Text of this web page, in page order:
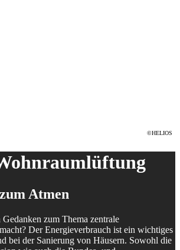
©HELIOS
Atmen
zum Thema zentrale
Der Energieverbrauch ist ein wichtiges
bei der Sanierung von Häusern. Sowohl die